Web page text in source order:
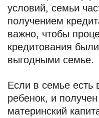
условий, семьи
получением
важно, чтобы
кредитования
выгодными семье.
Если в семье есть
ребенок, и
материнский